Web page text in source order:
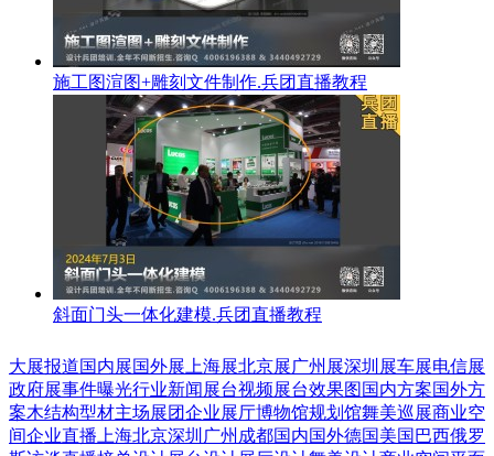
施工图渲图+雕刻文件制作.兵团直播教程
斜面门头一体化建模.兵团直播教程
大展报道国内展国外展 上海展北京展广州展深圳展车展电信展
政府展事件曝光行业新闻 展台视频展台效果图 国内方案国外方
案木结构型材主场展团企业展厅博物馆规划馆舞美巡展商业空
间企业直播 上海北京深圳 广州 成都国内国外德国美国 巴西俄罗